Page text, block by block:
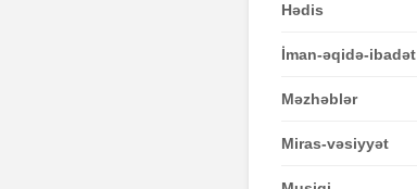
Hədis
İman-əqidə-ibadət
Məzhəblər
Miras-vəsiyyət